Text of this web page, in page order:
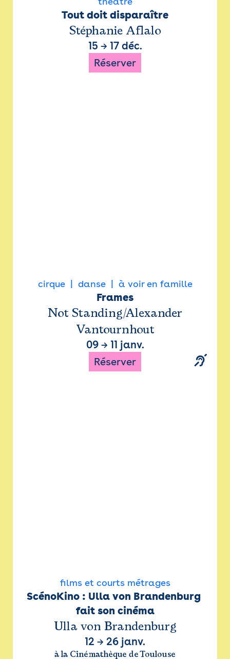
Tout doit disparaître
Stéphanie Aflalo
15 → 17 déc.
Réserver
cirque danse à voir en famille
Frames
Not Standing/Alexander
Vantournhout
09→ 11 janv.
Réserver
films et courts métrages
ScénoKino : Ulla von Brandenburg
fait son cinéma
Ulla von Brandenburg
12 → 26 janv.
à la Cinémathèque de Toulouse